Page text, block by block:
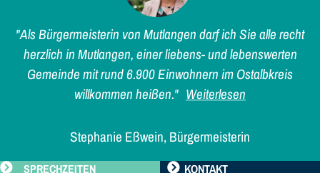
"Als Bürgermeisterin von Mutlangen darf ich Sie alle recht
herzlich in Mutlangen, einer liebens- und lebenswerten
Gemeinde mit rund 6.900 Einwohnern im Ostalbkreis
willkommen heißen." Weiterlesen
Stephanie Eßwein, Bürgermeisterin
SPRECHZEITEN KONTAKT